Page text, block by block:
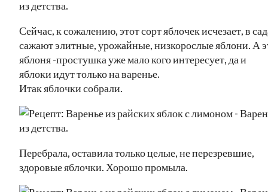
Сейчас, к сожалению, этот сорт яблочек исчезает, в
сажают элитные, урожайные, низкорослые яблони. А
яблоня -простушка уже мало кого интересует, да и
яблоки идут только на варенье.
Итак яблочки собрали.
Перебрала, оставила только целые, не перезревшие,
здоровые яблочки. Хорошо промыла.